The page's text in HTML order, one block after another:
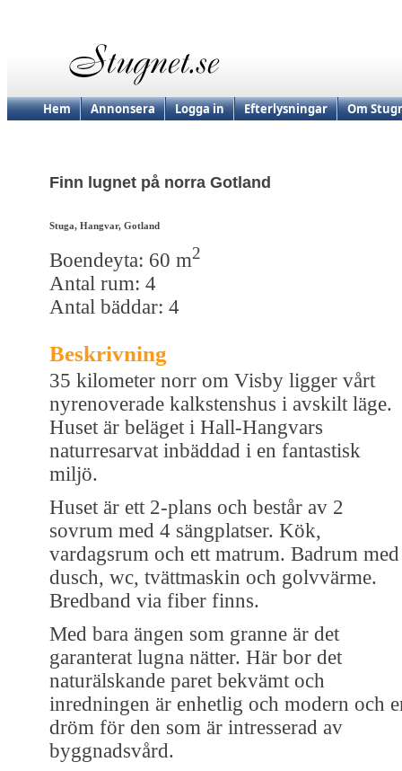
Hem Annonsera Logga in Efterlysningar Om
Finn lugnet på norra Gotland
Stuga, Hangvar, Gotland
Boendeyta: 60 m2
Antal rum: 4
Antal bäddar: 4
Beskrivning
35 kilometer norr om Visby ligger vårt
nyrenoverade kalkstenshus i avskilt läge.
Huset är beläget i Hall-Hangvars
naturresarvat inbäddad i en fantastisk
miljö.
Huset är ett 2-plans och består av 2
sovrum med 4 sängplatser. Kök,
vardagsrum och ett matrum. Badrum med
dusch, wc, tvättmaskin och golvvärme.
Bredband via fiber finns.
Med bara ängen som granne är det
garanterat lugna nätter. Här bor det
naturälskande paret bekvämt och
inredningen är enhetlig och modern och
dröm för den som är intresserad av
byggnadsvård.